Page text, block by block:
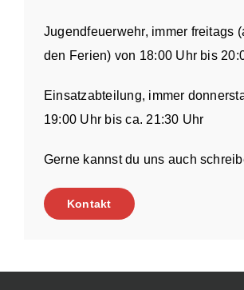
Jugendfeuerwehr, immer freitags
den Ferien) von 18:00 Uhr bis
Einsatzabteilung, immer
19:00 Uhr bis ca. 21:30 Uhr
Gerne kannst du uns auch
Kontakt